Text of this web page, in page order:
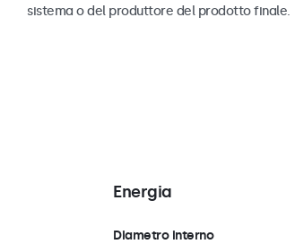
sistema o del produttore del prodotto finale.
Energia
Diametro interno